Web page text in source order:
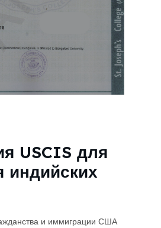
USCIS для
индийских
и иммиграции США